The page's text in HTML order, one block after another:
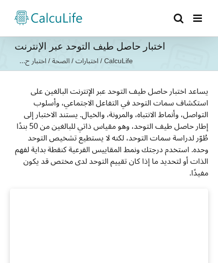
اختبار حاصل طيف التوحد عبر الإنترنت
CalcuLife
/اختبارات/الصحة/اختبار ح...
يساعد اختبار حاصل طيف التوحد عبر الإنترنت البالغين على
استكشاف سمات التوحد في التفاعل الاجتماعي، وأسلوب
التواصل، وأنماط الانتباه، والمرونة، والخيال. يستند الاختبار إلى
إطار حاصل طيف التوحد، وهو مقياس ذاتي للبالغين من 50 بندًا
طُوّر لدراسة سمات التوحد، لكنه لا يستطيع تشخيص التوحد
وحده. استخدم درجتك ونمط المقاييس الفرعية كنقطة بداية لفهم
الذات أو لتحديد ما إذا كان تقييم التوحد لدى مختص قد يكون
مفيدًا.